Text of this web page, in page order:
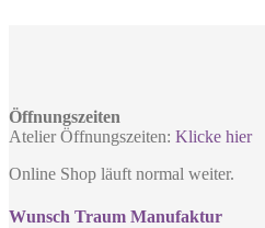
Öffnungszeiten
Atelier Öffnungszeiten: Klicke hier
Online Shop läuft normal weiter.
Wunsch Traum Manufaktur